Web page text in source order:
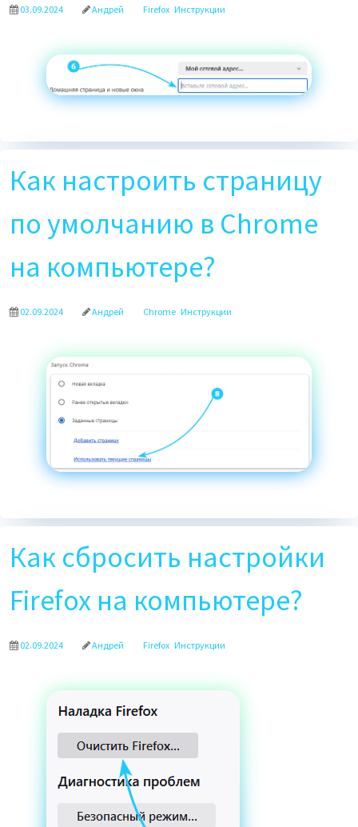
03.09.2024 Андрей Firefox Инструкции
Как настроить страницу
по умолчанию в Chrome
на компьютере?
02.09.2024 Андрей Chrome Инструкции
Как сбросить настройки
Firefox на компьютере?
02.09.2024 Андрей Firefox Инструкции